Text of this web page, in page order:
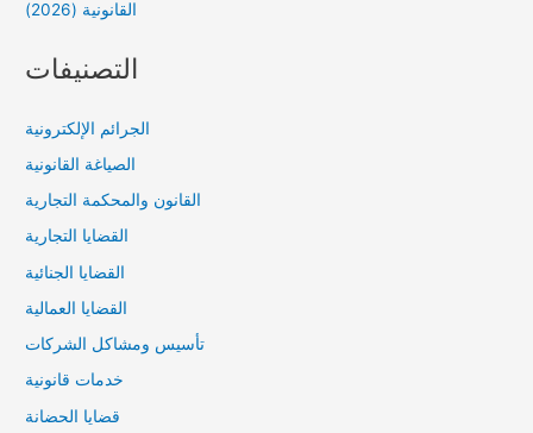
القانونية (2026)
التصنيفات
الجرائم الإلكترونية
الصياغة القانونية
القانون والمحكمة التجارية
القضايا التجارية
القضايا الجنائية
القضايا العمالية
تأسيس ومشاكل الشركات
خدمات قانونية
قضايا الحضانة